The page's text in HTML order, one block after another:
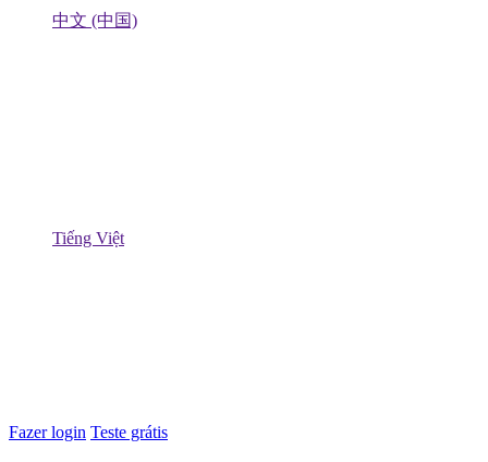
中文 (中国)
Tiếng Việt
Fazer login Teste grátis